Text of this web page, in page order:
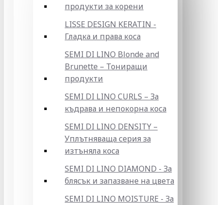
продукти за корени
LISSE DESIGN KERATIN -
Гладка и права коса
SEMI DI LINO Blonde and
Brunette – Тониращи
продукти
SEMI DI LINO CURLS – За
къдрава и непокорна коса
SEMI DI LINO DENSITY –
Уплътняваща серия за
изтъняла коса
SEMI DI LINO DIAMOND - За
блясък и запазване на цвета
SEMI DI LINO MOISTURE - За